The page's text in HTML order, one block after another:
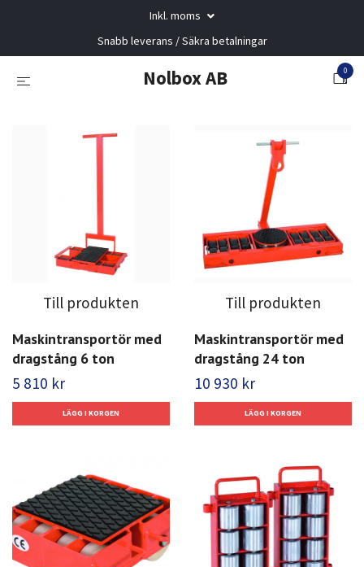
Inkl. moms
Snabb leverans / Säkra betalningar
Nolbox AB 0
Till produkten
Maskintransportör med
dragstång 6 ton
5 810 kr
Till produkten
Maskintransportör med
dragstång 24 ton
10 930 kr